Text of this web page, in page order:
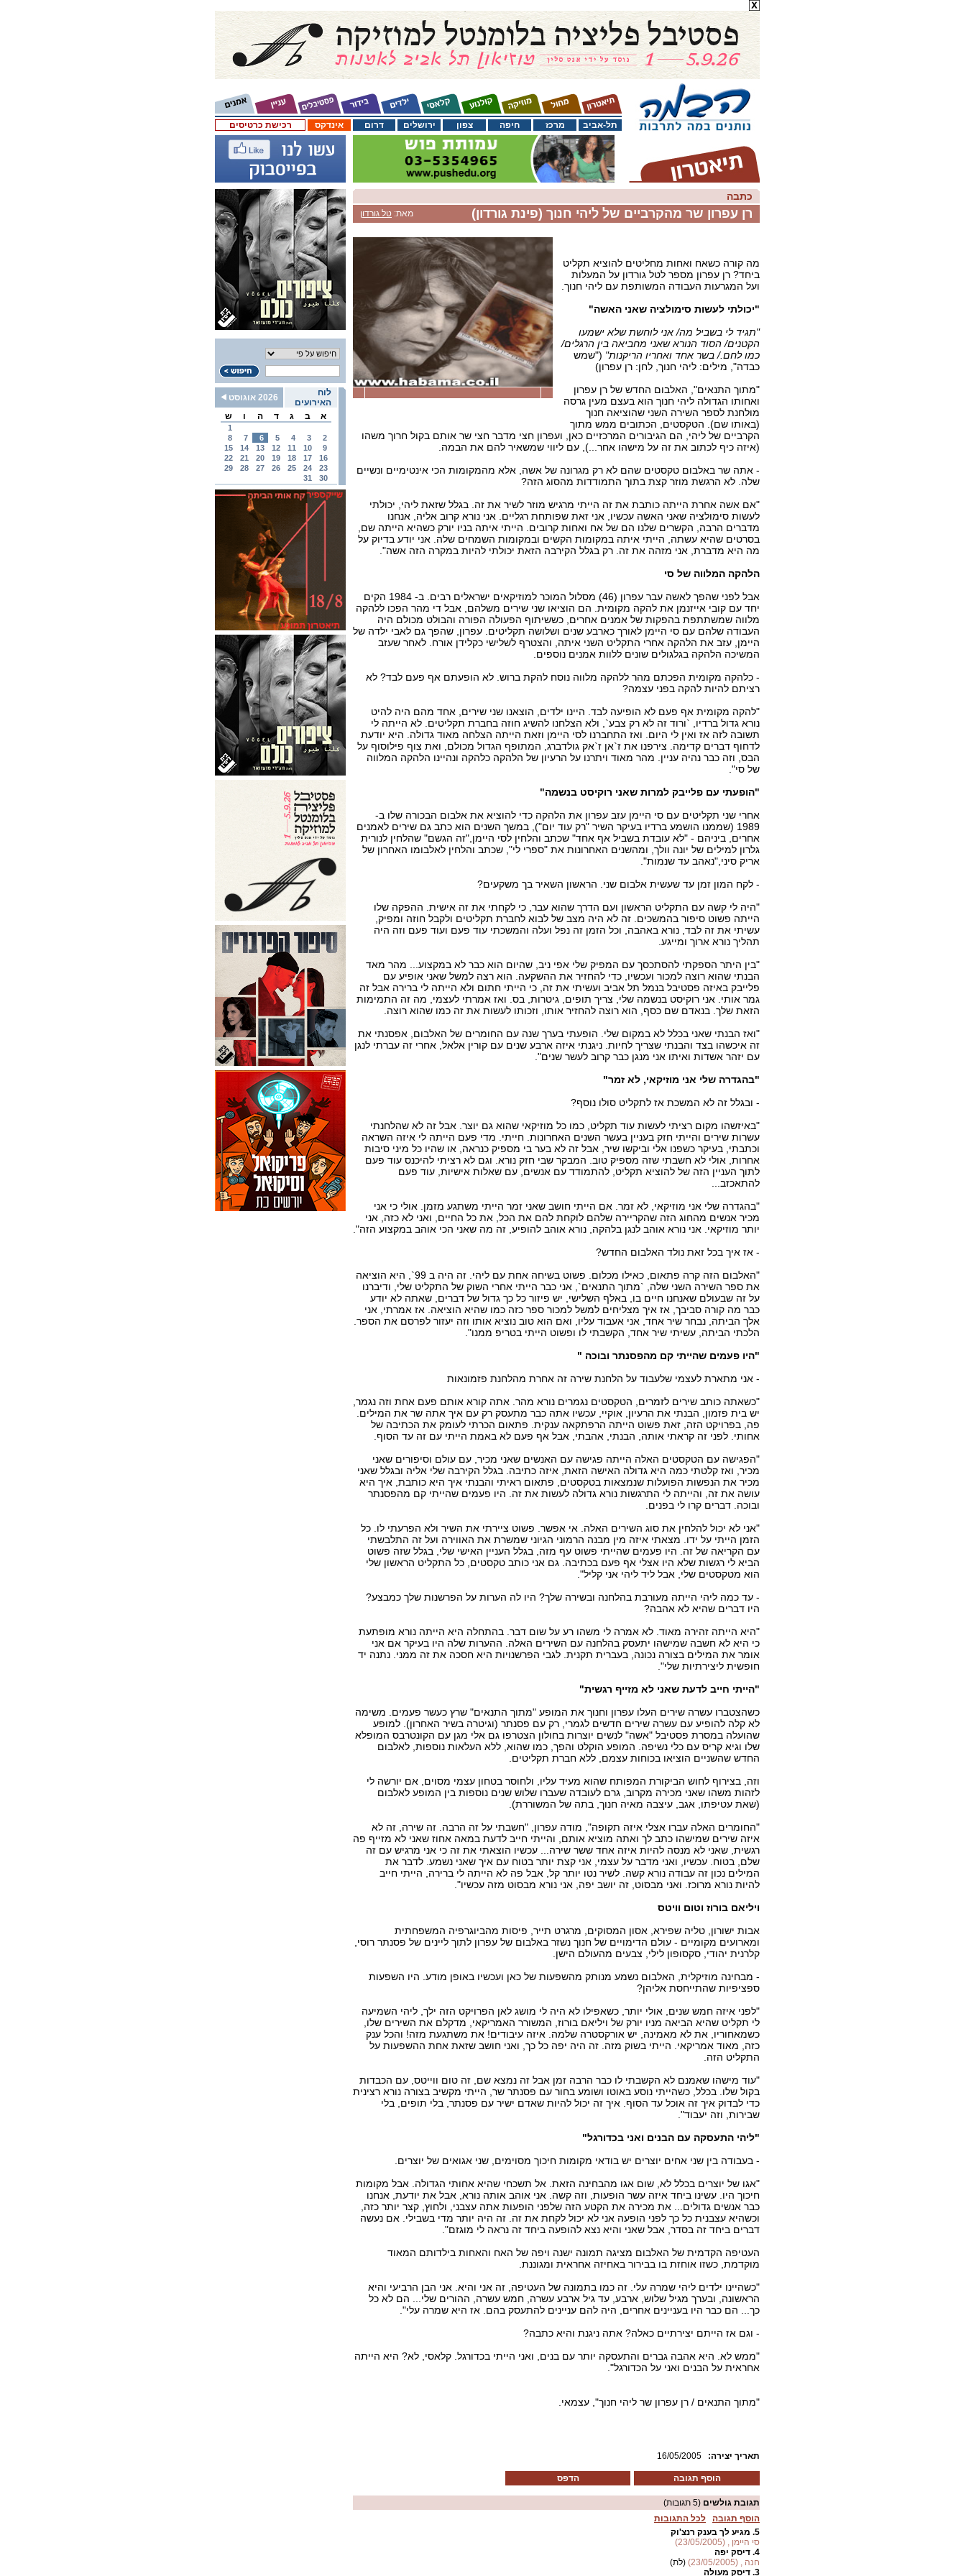
רכישת כרטיסים אינדקס דרום ירושלים צפון חיפה מרכז תל-אביב
לוח
האירועים
2026 אוגוסט
א
ב ג ד ה ו ש
1
2
3
4
5
6
7
8
9
10
11
12
13
14
15
16
17
18
19
20
21
22
23
24
25
26
27
28
29
30
31
כתבה
מאת: טל גורדון רן עפרון שר מהקרביים של ליהי חנוך (פינת גורדון)
מה קורה כשאח ואחות מחליטים להוציא תקליט
ביחד? רן עפרון מספר לטל גורדון על המעלות
ועל המגרעות העבודה המשותפת עם ליהי חנוך.
"יכולתי לעשות סימולציה שאני האשה"
"תגיד לי בשביל מה/ אני לוחשת שלא ישמעו
הקטנים/ הסוד הנורא שאני מחביאה בין הרגלים/
כמו לחם./ בשר אחד ואחריו הריקנות" ("שמש
כבדה", מילים: ליהי חנוך, לחן: רן עפרון)
"מתוך התנאים", האלבום החדש של רן עפרון
ואחותו הגדולה ליהי חנוך הוא בעצם מעין גרסה
מולחנת לספר השירה השני שהוציאה חנוך
(באותו שם). הטקסטים, הכתובים ממש מתוך
הקרביים של ליהי, הם הגיבורים המרכזיים כאן, ועפרון חצי מדבר חצי שר אותם בקול חרוך משהו
(איזה כיף לכתוב את זה על מישהו אחר...), עם ליווי שמשאיר להם את הבמה.
- אתה שר באלבום טקסטים שהם לא רק מגרונה של אשה, אלא מהמקומות הכי אינטימיים ונשיים
שלה. לא הרגשת מוזר קצת בתוך התמודדות מהסוג הזה?
"אם אשה אחרת הייתה כותבת את זה הייתי מרגיש מוזר לשיר את זה. בגלל שזאת ליהי, יכולתי
לעשות סימולציה שאני האשה עכשיו, אני זאת שפותחת רגליים. אני נורא קרוב אליה, אנחנו
מדברים הרבה, הקשרים שלנו הם של אח ואחות קרובים. הייתי איתה בניו יורק כשהיא הייתה שם,
בסרטים שהיא עשתה, הייתי איתה במקומות הקשים ובמקומות השמחים שלה. אני יודע בדיוק על
מה היא מדברת, אני מזהה את זה. רק בגלל הקירבה הזאת יכולתי להיות במקרה הזה אשה".
הלהקה המלווה של סי
אבל לפני שהפך לאשה עבר עפרון (46) מסלול המוכר למוזיקאים ישראלים רבים. ב- 1984 הקים
יחד עם קובי אייזנמן את להקה מקומית. הם הוציאו שני שירים משלהם, אבל די מהר הפכו ללהקה
מלווה שמשתתפת בהפקות של אמנים אחרים, כששיתוף הפעולה הפורה והבולט מכולם היה
העבודה שלהם עם סי היימן לאורך כארבע שנים ושלושה תקליטים. עפרון, שהפך גם לאבי ילדה של
היימן, עזב את הלהקה אחרי התקליט השני איתה, והצטרף לשלישי כקלידן אורח. לאחר שעזב
המשיכה הלהקה בגלגולים שונים ללוות אמנים נוספים.
- כלהקה מקומית הפכתם מהר ללהקה מלווה נוסח להקת ברוש. לא הופעתם אף פעם לבד? לא
רציתם להיות להקה בפני עצמה?
"להקה מקומית אף פעם לא הופיעה לבד. היינו ילדים, הוצאנו שני שירים, אחד מהם היה להיט
נורא גדול ברדיו, `ורוד זה לא רק צבע`, ולא הצלחנו להשיג חוזה בחברת תקליטים. לא הייתה לי
תשובה לזה אז ואין לי היום. ואז התחברנו לסי היימן וזאת הייתה הצלחה מאוד גדולה. היא יודעת
לדחוף דברים קדימה. צירפנו את ז`אן ז`אק גולדברג, המתופף הגדול מכולם, ואת צוף פילוסוף על
הבס, וזה כבר נהיה עניין. מהר מאוד ויתרנו על הרעיון של הלהקה כלהקה ונהיינו הלהקה המלווה
של סי".
"הופעתי עם פלייבק למרות שאני רוקיסט בנשמה"
אחרי שני תקליטים עם סי היימן עזב עפרון את הלהקה כדי להוציא את אלבום הבכורה שלו ב-
1989 (שממנו הושמע ברדיו בעיקר השיר "רק עוד יום"), במשך השנים הוא כתב גם שירים לאמנים
אחרים, ביניהם - "לא עובדת בשביל אף אחד" שכתב והלחין לסי היימן,"זה הגשם" שהלחין לנורית
גלרון למילים של יונה וולך, ומהשנים האחרונות את "ספרי לי", שכתב והלחין לאלבומו האחרון של
אריק סיני,"נאהב עד שנמות".
- לקח המון זמן עד שעשית אלבום שני. הראשון השאיר בך משקעים?
"היה לי קשה עם התקליט הראשון ועם הדרך שהוא עבר, כי לקחתי את זה אישית. ההפקה שלו
הייתה פשוט סיפור בהמשכים. זה לא היה מצב של לבוא לחברת תקליטים ולקבל חוזה ומפיק,
עשיתי את זה לבד, נורא באהבה, וכל הזמן זה נפל ועלה והמשכתי עוד פעם ועוד פעם וזה היה
תהליך נורא ארוך ומייגע.
"בין היתר הספקתי להסתכסך עם המפיק שלי אפי ניב, שהיום הוא כבר לא במקצוע... מהר מאד
הבנתי שהוא רוצה למכור ועכשיו, כדי להחזיר את ההשקעה. הוא רצה למשל שאני אופיע עם
פלייבק באיזה פסטיבל בנמל תל אביב ועשיתי את זה, כי הייתי חתום ולא הייתה לי ברירה אבל זה
גמר אותי. אני רוקיסט בנשמה שלי, צריך תופים, גיטרות, בס. ואז אמרתי לעצמי, מה זה התמימות
הזאת שלך. בנאדם שם כסף, הוא רוצה להחזיר אותו, וזכותו לעשות את זה כמו שהוא רוצה.
"ואז הבנתי שאני בכלל לא במקום שלי. הופעתי בערך שנה עם החומרים של האלבום, אפסנתי את
זה איכשהו בצד והבנתי שצריך לחיות. ניגנתי איזה ארבע שנים עם קורין אלאל, אחרי זה עברתי לנגן
עם יזהר אשדות ואיתו אני מנגן כבר קרוב לעשר שנים".
"בהגדרה שלי אני מוזיקאי, לא זמר"
- ובגלל זה לא המשכת אז לתקליט סולו נוסף?
"באיזשהו מקום רציתי לעשות עוד תקליט, כמו כל מוזיקאי שהוא גם יוצר. אבל זה לא שהלחנתי
עשרות שירים והייתי חזק בעניין בעשר השנים האחרונות. חייתי. מדי פעם הייתה לי איזה השראה
וכתבתי, בעיקר כשפנו אלי וביקשו שיר, אבל זה לא בער בי מספיק כנראה, או שהיו כל מיני סיבות
אחרות, אולי לא חשבתי שזה מספיק טוב. המבקר שבי חזק נורא. וגם לא רציתי להיכנס עוד פעם
לתוך העניין הזה של להוציא תקליט, להתמודד עם אנשים, עם שאלות אישיות, עוד פעם
להתאכזב...
"בהגדרה שלי אני מוזיקאי, לא זמר. אם הייתי חושב שאני זמר הייתי משתגע מזמן. אולי כי אני
מכיר אנשים מהחוג הזה שהקריירה שלהם לוקחת להם את הכל, את כל החיים, ואני לא כזה, אני
יותר מוזיקאי. אני נורא אוהב לנגן בלהקה, נורא אוהב להופיע, זה מה שאני הכי אוהב במקצוע הזה".
- אז איך בכל זאת נולד האלבום החדש?
"האלבום הזה קרה פתאום, כאילו מכלום. פשוט בשיחה אחת עם ליהי. זה היה ב 99`, היא הוציאה
את ספר השירה השני שלה, `מתוך התנאים`, אני כבר הייתי אחרי השוק של התקליט שלי, ודיברנו
על זה שבעולם שאנחנו חיים בו, באלף השלישי, יש פיזור כל כך גדול של דברים, שאתה לא יודע
כבר מה קורה סביבך, אז איך מצליחים למשל למכור ספר כזה כמו שהיא הוציאה. אז אמרתי, אני
אלך הביתה, נבחר שיר אחד, אני אעבוד עליו, ואם הוא טוב נוציא אותו וזה יעזור לפרסם את הספר.
הלכתי הביתה, עשיתי שיר אחד, הקשבתי לו ופשוט הייתי בטריפ ממנו".
"היו פעמים שהייתי קם מהפסנתר ובוכה "
- אני מתארת לעצמי שלעבוד על הלחנת שירה זה אחרת מהלחנת פזמונאות
"כשאתה כותב שירים לזמרים, הטקסטים נגמרים נורא מהר. אתה קורא אותם פעם אחת וזה נגמר,
יש בית פזמון, הבנתי את הרעיון, אוקיי, עכשיו אתה כבר מתעסק רק עם איך אתה שר את המילים.
פה, בפרויקט הזה, זאת פשוט הייתה הרפתקאה ענקית. פתאום הכרתי לעומק את הכתיבה של
אחותי. לפני זה קראתי אותה, הבנתי, אהבתי, אבל אף פעם לא באמת הייתי עם זה עד הסוף.
"הפגישה עם הטקסטים האלה הייתה פגישה עם האנשים שאני מכיר, עם עולם וסיפורים שאני
מכיר, ואז קלטתי כמה היא גדולה האישה הזאת, איזה כתיבה. בגלל הקירבה שלי אליה ובגלל שאני
מכיר את הנפשות הפועלות שנמצאות בטקסטים, פתאום ראיתי והבנתי איך היא כותבת, איך היא
עושה את זה, והייתה לי התרגשות נורא גדולה לעשות את זה. היו פעמים שהייתי קם מהפסנתר
ובוכה. דברים קרו לי בפנים.
"אני לא יכול להלחין את סוג השירים האלה. אי אפשר. פשוט ציירתי את השיר ולא הפרעתי לו. כל
הזמן הייתי על ידו. מצאתי איזה מין מבנה הרמוני הגיוני שמשרת את האווירה ועל זה התלבשתי
עם הקריאה של זה. היו פעמים שהייתי פשוט עף מזה, בגלל העניין האישי שלי, בגלל שזה פשוט
הביא לי רגשות שלא היו אצלי אף פעם בכתיבה. גם אני כותב טקסטים, כל התקליט הראשון שלי
הוא מטקסטים שלי, אבל ליד ליהי אני קליל".
- עד כמה ליהי הייתה מעורבת בהלחנה ובשירה שלך? היו לה הערות על הפרשנות שלך כמבצע?
היו דברים שהיא לא אהבה?
"היא הייתה זהירה מאוד. לא אמרה לי משהו רע על שום דבר. בהתחלה היא הייתה נורא מופתעת
כי היא לא חשבה שמישהו יתעסק בהלחנה עם השירים האלה. ההערות שלה היו בעיקר אם אני
אומר את המילים בצורה נכונה, בעברית תקנית. לגבי הפרשנויות היא חסכה את זה ממני. נתנה יד
חופשית ליצירתיות שלי".
"הייתי חייב לדעת שאני לא מזייף רגשית"
כשהצטברו עשרה שירים העלו עפרון וחנוך את המופע "מתוך התנאים" שרץ כעשר פעמים. משימה
לא קלה להופיע עם עשרה שירים חדשים לגמרי, רק עם פסנתר (וגיטרה בשיר האחרון). למופע
שהועלה במסרת פסטיבל "אשה" לנשים יוצרות בחולון הצטרפו גם אלי מגן עם הקונטרבס המופלא
שלו וגיא קריס עם כלי נשיפה. המופע הוקלט והפך, כמו שהוא, ללא העלאות נוספות, לאלבום
החדש שהשניים הוציאו בכוחות עצמם, ללא חברת תקליטים.
וזה, בצירוף לחוש הביקורת המפותח שהוא מעיד עליו, ולחוסר בטחון עצמי מסוים, אם יורשה לי
לזהות משהו שאני מכירה מקרוב, גרם לעובדה שעברו שלוש שנים נוספות בין המופע לאלבום
(שאת עטיפתו, אגב, עיצבה מאיה חנוך, בתה של המשוררת).
"החומרים האלה עברו אצלי איזה תקופה", מודה עפרון, "חשבתי על זה הרבה. זה שירה, זה לא
איזה שירים שמישהו כתב לך ואתה מוציא אותם, והייתי חייב לדעת במאה אחוז שאני לא מזייף פה
רגשית, שאני לא מנסה להיות איזה אחד ששר שירה... עכשיו הוצאתי את זה כי אני מרגיש עם זה
שלם, בטוח. עכשיו, ואני מדבר על עצמי, אני קצת יותר בטוח עם איך שאני נשמע. לדבר את
המילים נכון זה עבודה נורא קשה. לשיר נטו יותר קל, אבל פה לא הייתה לי ברירה, הייתי חייב
להיות נורא מרוכז. ואני מבסוט, זה יושב יפה, אני נורא מבסוט מזה עכשיו".
ויליאם בורוז וטום וויטס
אבות ישורון, טליה שפירא, אסון המסוקים, מרגרט תייר, פיסות מהביוגרפיה המשפחתית
ומארועים מקומיים - עולם הדימויים של חנוך נשזר באלבום של עפרון לתוך ליינים של פסנתר רוסי,
קלרנית יהודי, סקסופון לילי, צבעים מהעולם הישן.
- מבחינה מוזיקלית, האלבום נשמע מנותק מהשפעות של כאן ועכשיו באופן מודע. היו השפעות
ספציפיות שהתייחסת אליהן?
"לפני איזה חמש שנים, אולי יותר, כשאפילו לא היה לי מושג לאן הפרויקט הזה ילך, ליהי השמיעה
לי תקליט שהיא הביאה מניו יורק של ויליאם בורוז, המשורר האמריקאי, מדקלם את השירים שלו,
כשמאחוריו, את לא מאמינה, יש אורקסטרה שלמה. איזה עיבודים! את משתגעת מזה! והכל ענק
כזה, מאוד אמריקאי. הייתי בשוק מזה. זה היה יפה כל כך, ואני חושב שזאת אחת ההשפעות על
התקליט הזה.
"עוד מישהו שאמנם לא הקשבתי לו כבר הרבה זמן אבל זה נמצא שם, זה טום ווייטס, עם הכבדות
בקול שלו. בכלל, כשהייתי נוסע באוטו ושומע בחור עם פסנתר שר, הייתי מקשיב בצורה נורא רצינית
כדי לבדוק איך זה אוכל עד הסוף. איך זה יכול להיות שאדם ישיר עם פסנתר, בלי תופים, בלי
שבירות, וזה יעבוד".
"ליהי התעסקה עם הבנים ואני בכדורגל"
- בעבודה בין שני אחים יוצרים יש בודאי מקומות חיכוך מסוימים, שני אגואים של יוצרים.
"אגו של יוצרים בכלל לא, שום אגו מהבחינה הזאת. אל תשכחי שהיא אחותי הגדולה. אבל מקומות
חיכוך היו. עשינו ביחד איזה עשר הופעות, וזה קשה. אני אוהב אותה נורא, אבל את יודעת, אנחנו
כבר אנשים גדולים... את מכירה את הקטע הזה שלפני הופעות אתה עצבני, ולחוץ, קצר יותר כזה,
וכשהיא עצבנית כל כך לפני הופעה אני לא יכול לקחת את זה. זה היה יותר מדי בשבילי. אם נעשה
דברים ביחד זה בסדר, אבל שאני והיא נצא להופעה ביחד זה נראה לי מוגזם".
העטיפה הקדמית של האלבום מציגה תמונה ישנה ויפה של האח והאחות בילדותם המאוד
מוקדמת, כשזו אוחזת בו בבירור באחיזה אחראית ומגוננת.
"כשהיינו ילדים ליהי שמרה עלי. זה כמו בתמונה של העטיפה, זה אני והיא. אני הבן הרביעי והיא
הראשונה, ובערך מגיל שלוש, ארבע, עד גיל ארבע עשרה, חמש עשרה, ההורים שלי... הם לא כל
כך... הם כבר היו בעניינים אחרים, היה להם עניינים להתעסק בהם. אז היא שמרה עלי".
- וגם אז הייתם יצירתיים כאלה? אתה ניגנת והיא כתבה?
"ממש לא. היא אהבה גברים והתעסקה יותר עם בנים, ואני הייתי בכדורגל. קלאסי, לא? היא הייתה
אחראית על הבנים ואני על הכדורגל".
"מתוך התנאים / רן עפרון שר ליהי חנוך", עצמאי.
16/05/2005 :תאריך יצירה
הדפס הוסף תגובה
תגובת גולשים (5 תגובות)
הוסף תגובה
לכל התגובות
5. מגיע לך בענק רנצ'וק
סי היימן , (23/05/2005)
4. דיסק יפה
חנה , (23/05/2005)
(לת)
3. דיסק מעולה